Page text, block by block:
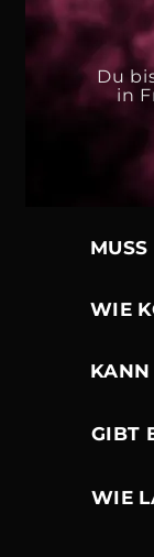
Du
in
MUSS
WIE
KANN
GIBT
WIE